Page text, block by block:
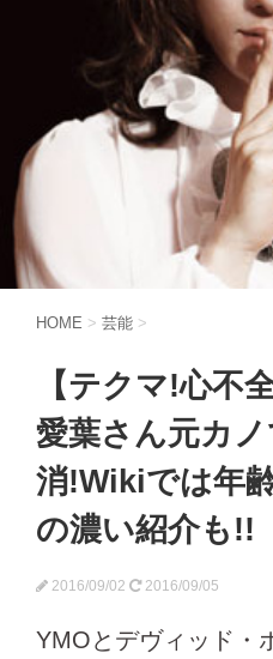
HOME > 芸能 >
【テクマ!心不
愛葉さん元カ
消!Wikiでは年
の濃い紹介も!!
2016/09/02 2016/09/05
YMOとデヴィッド・